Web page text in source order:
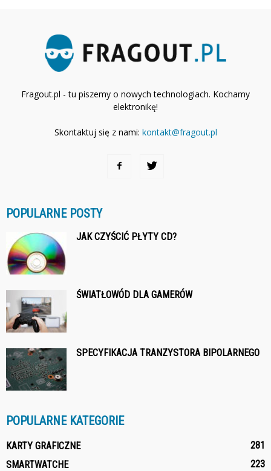
Fragout.pl - tu piszemy o nowych technologiach. Kochamy
elektronikę!
Skontaktuj się z nami: kontakt@fragout.pl
POPULARNE POSTY
JAK CZYŚCIĆ PŁYTY CD?
ŚWIATŁOWÓD DLA GAMERÓW
SPECYFIKACJA TRANZYSTORA BIPOLARNEGO
POPULARNE KATEGORIE
KARTY GRAFICZNE
281
SMARTWATCHE
223